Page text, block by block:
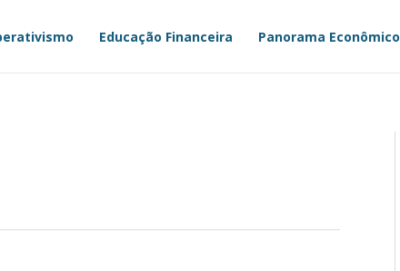
Educação Financeira Panorama Econômico